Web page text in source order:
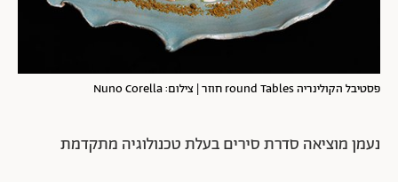
פסטיבל הקולינריה round Tables חוזר | צילום: Nuno Corella
נעמן מוציאה סדרת סירים בעלת טכנולוגיה מתקדמת